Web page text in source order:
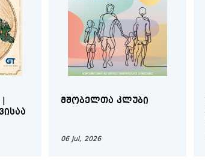
ᲛᲨᲝᲑᲔᲚᲗᲐ ᲙᲚᲣᲑᲘ
06 Jul, 2026